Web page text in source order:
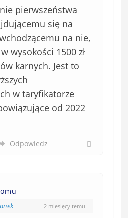
pierwszeństwa
się na
na nie,
wysokości 1500 zł
karnych. Jest to
w taryfikatorze
od 2022
Odpowiedz
2 miesięcy temu